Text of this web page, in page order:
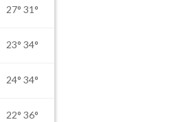
27° 31°
23° 34°
24° 34°
22° 36°